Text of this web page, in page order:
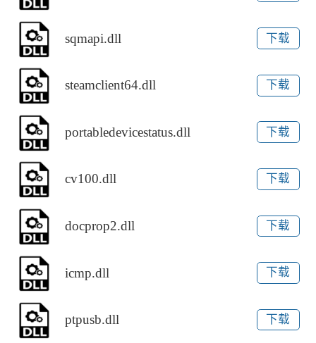
sqmapi.dll 下载
steamclient64.dll 下载
portabledevicestatus.dll 下载
cv100.dll 下载
docprop2.dll 下载
icmp.dll 下载
ptpusb.dll 下载